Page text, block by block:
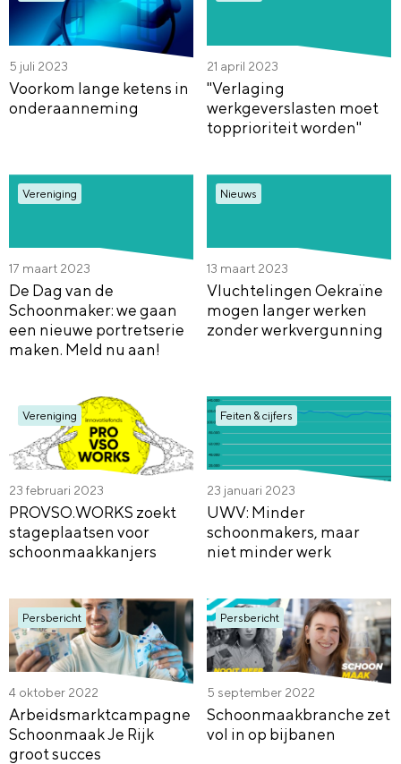
5 juli 2023
Voorkom lange ketens in
onderaanneming
21 april 2023
"Verlaging
werkgeverslasten moet
topprioriteit worden"
Vereniging
17 maart 2023
De Dag van de
Schoonmaker: we gaan
een nieuwe portretserie
maken. Meld nu aan!
Nieuws
13 maart 2023
Vluchtelingen Oekraïne
mogen langer werken
zonder werkvergunning
Vereniging
23 februari 2023
PROVSO.WORKS zoekt
stageplaatsen voor
schoonmaakkanjers
Feiten & cijfers
23 januari 2023
UWV: Minder
schoonmakers, maar
niet minder werk
Persbericht
4 oktober 2022
Arbeidsmarktcampagne
Schoonmaak Je Rijk
groot succes
Persbericht
5 september 2022
Schoonmaakbranche zet
vol in op bijbanen